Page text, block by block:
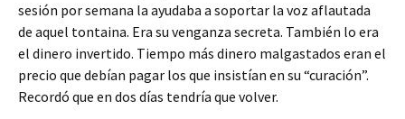
sesión por semana la ayudaba a soportar la voz aflautada
de aquel tontaina. Era su venganza secreta. También lo era
el dinero invertido. Tiempo más dinero malgastados eran el
precio que debían pagar los que insistían en su “curación”.
Recordó que en dos días tendría que volver.